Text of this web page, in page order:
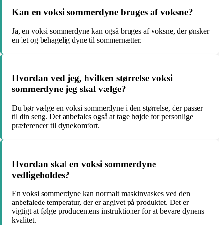
Kan en voksi sommerdyne bruges af voksne?
Ja, en voksi sommerdyne kan også bruges af voksne, der ønsker
en let og behagelig dyne til sommernætter.
Hvordan ved jeg, hvilken størrelse voksi
sommerdyne jeg skal vælge?
Du bør vælge en voksi sommerdyne i den størrelse, der passer
til din seng. Det anbefales også at tage højde for personlige
præferencer til dynekomfort.
Hvordan skal en voksi sommerdyne
vedligeholdes?
En voksi sommerdyne kan normalt maskinvaskes ved den
anbefalede temperatur, der er angivet på produktet. Det er
vigtigt at følge producentens instruktioner for at bevare dynens
kvalitet.